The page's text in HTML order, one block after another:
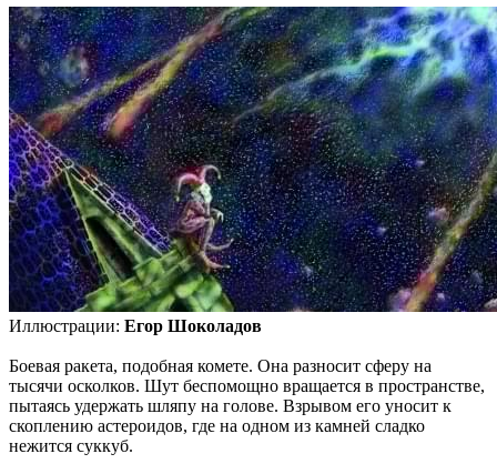
Иллюстрации: Егор Шоколадов
Боевая ракета, подобная комете. Она разносит сферу на
тысячи осколков. Шут беспомощно вращается в пространстве,
пытаясь удержать шляпу на голове. Взрывом его уносит к
скоплению астероидов, где на одном из камней сладко
нежится суккуб.